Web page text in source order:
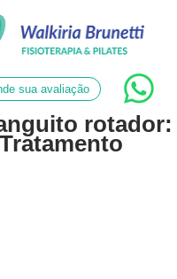
sua avaliação
rotador: